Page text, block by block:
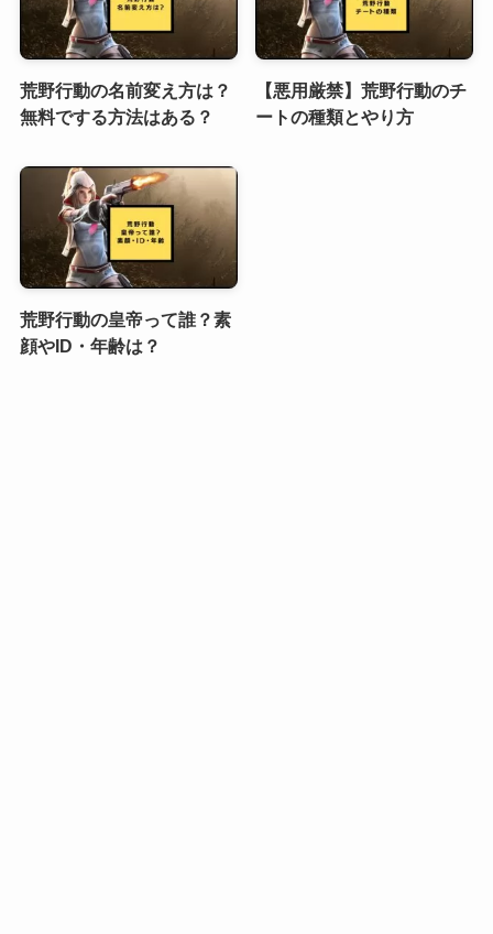
荒野行動の名前変え方は？
無料でする方法はある？
【悪用厳禁】荒野行動のチ
ートの種類とやり方
荒野行動の皇帝って誰？素
顔やID・年齢は？